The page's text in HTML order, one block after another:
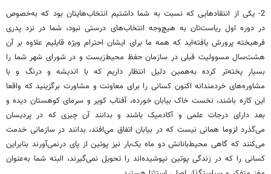
2- یکی از انتقادهایی که نسبت به شما داشتیم انتخاب‌هایتان بود که به‌خصوص
در دوره اول ریاست‌تان به هیچ‌وجه انتخاب‌های درستی نبود، شما در نزد پدری
فرهیخته پرورش یافته‌اید که همه ما برای ایشان احترام ویژه قایلیم علاوه بر آن
هشت‌سال مسوولیت قبلی در سازمان حفظ محیط‌زیست و در شورای شهر شما را
بسیار پخته‌تر کرده به‌همین دلیل انتظار داریم که با اندیشه و درنگ و با
مشاوره‌های خردمندانه اکنون کسانی را برای معاونت و مشاورت برگزینید که واقعا
این کاره باشند، نخست خاک بیابان خورده، آفتاب کویر و سرمای کوهستان دیده و
بعد دارای درجات علمی و آکادمیک باشند و بدانند آن چیزی که در پردیسان
می‌گذرد لزوما همانی نیست که در بیابان اتفاق می‌افتد، بدانند در سازمانی خدمت
می‌کنند که گاهی محیط‌بانانش دو ماه یک‌بار نیز پوتین از پای درنمی‌آورند بنابراین
کسانی را که در زندگی پوتین نپوشیده‌اند را تحویل نمی‌گیرند، البته شما به‌عنوان